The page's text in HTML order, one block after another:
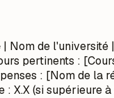
| Nom de l'université
pertinents :
: [Nom de la
: X.X (si supérieure à